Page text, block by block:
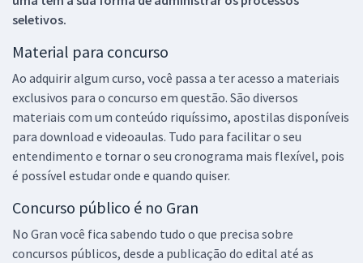
seletivos.
Material para concurso
Ao adquirir algum curso, você passa a ter acesso a materiais
exclusivos para o concurso em questão. São diversos
materiais com um conteúdo riquíssimo, apostilas disponíveis
para download e videoaulas. Tudo para facilitar o seu
entendimento e tornar o seu cronograma mais flexível, pois
é possível estudar onde e quando quiser.
Concurso público é no Gran
No Gran você fica sabendo tudo o que precisa sobre
concursos públicos, desde a publicação do edital até as